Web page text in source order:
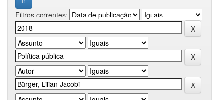
Filtros correntes: